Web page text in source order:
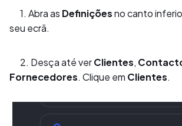
1. Abra as Definições no canto
seu ecrã.
2. Desça até ver Clientes,
Fornecedores. Clique em Clientes.